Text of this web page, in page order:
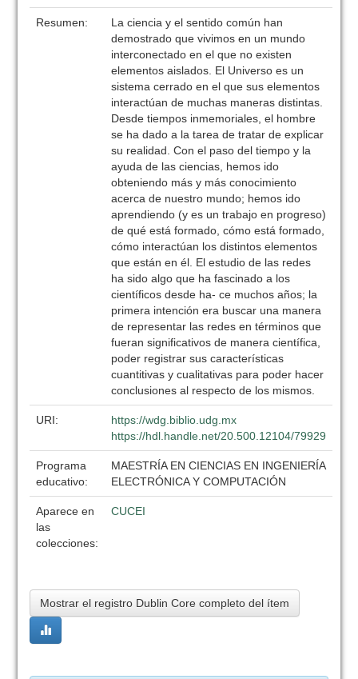
Resumen:
La ciencia y el sentido común han
demostrado que vivimos en un mundo
interconectado en el que no existen
elementos aislados. El Universo es un
sistema cerrado en el que sus elementos
interactúan de muchas maneras distintas.
Desde tiempos inmemoriales, el hombre
se ha dado a la tarea de tratar de explicar
su realidad. Con el paso del tiempo y la
ayuda de las ciencias, hemos ido
obteniendo más y más conocimiento
acerca de nuestro mundo; hemos ido
aprendiendo (y es un trabajo en progreso)
de qué está formado, cómo está formado,
cómo interactúan los distintos elementos
que están en él. El estudio de las redes
ha sido algo que ha fascinado a los
científicos desde ha- ce muchos años; la
primera intención era buscar una manera
de representar las redes en términos que
fueran significativos de manera científica,
poder registrar sus características
cuantitivas y cualitativas para poder hacer
conclusiones al respecto de los mismos.
URI:
https://wdg.biblio.udg.mx
https://hdl.handle.net/20.500.12104/79929
Programa
educativo:
MAESTRÍA EN CIENCIAS EN INGENIERÍA
ELECTRÓNICA Y COMPUTACIÓN
Aparece en
las
colecciones:
CUCEI
Mostrar el registro Dublin Core completo del ítem